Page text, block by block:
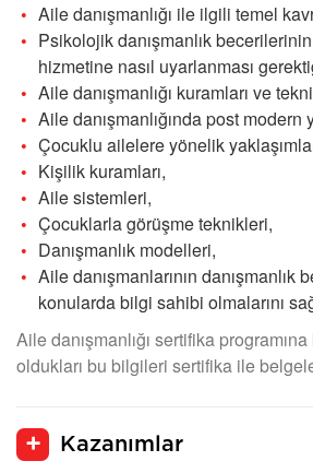
Aile danışmanlığı ile ilgili temel
Psikolojik danışmanlık becerilerinin
hizmetine nasıl uyarlanması
Aile danışmanlığı kuramları ve
Aile danışmanlığında post modern
Çocuklu ailelere yönelik
Kişilik kuramları,
Aile sistemleri,
Çocuklarla görüşme teknikleri,
Danışmanlık modelleri,
Aile danışmanlarının danışmanlık
konularda bilgi sahibi olmalarını
Aile danışmanlığı sertifika
oldukları bu bilgileri sertifika ile
Kazanımlar